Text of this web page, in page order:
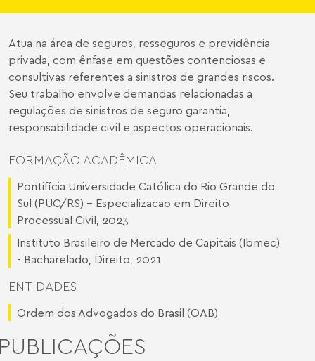
Atua na área de seguros, resseguros e previdência
privada, com ênfase em questões contenciosas e
consultivas referentes a sinistros de grandes riscos.
Seu trabalho envolve demandas relacionadas a
regulações de sinistros de seguro garantia,
responsabilidade civil e aspectos operacionais.
FORMAÇÃO ACADÊMICA
Pontifícia Universidade Católica do Rio Grande do
Sul (PUC/RS) - Especializacao em Direito
Processual Civil, 2023
Instituto Brasileiro de Mercado de Capitais (Ibmec)
- Bacharelado, Direito, 2021
ENTIDADES
Ordem dos Advogados do Brasil (OAB)